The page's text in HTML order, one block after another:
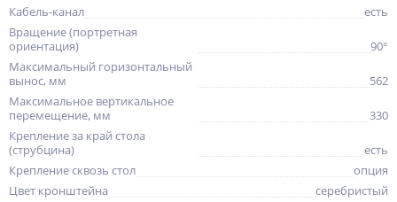
Кабель-канал
есть
Вращение (портретная
ориентация)
90°
Максимальный горизонтальный
вынос, мм
562
Максимальное вертикальное
перемещение, мм
330
Крепление за край стола
(струбцина)
есть
Крепление сквозь стол
опция
Цвет кронштейна
серебристый